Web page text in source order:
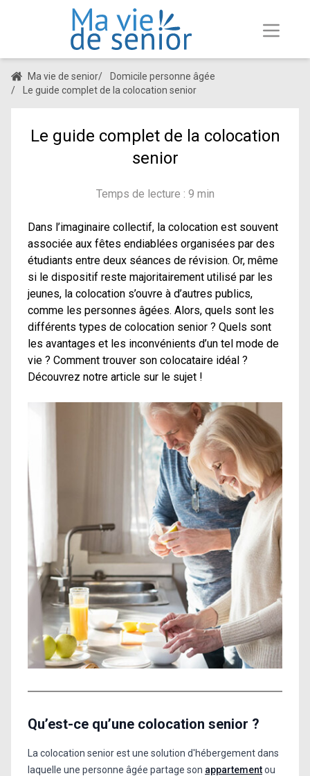
Ma vie de senior/
Domicile personne âgée
/
Le guide complet de la colocation senior
Le guide complet de la colocation
senior
Temps de lecture : 9 min
Dans l’imaginaire collectif, la colocation est souvent
associée aux fêtes endiablées organisées par des
étudiants entre deux séances de révision. Or, même
si le dispositif reste majoritairement utilisé par les
jeunes, la colocation s’ouvre à d’autres publics,
comme les personnes âgées. Alors, quels sont les
différents types de colocation senior ? Quels sont
les avantages et les inconvénients d’un tel mode de
vie ? Comment trouver son colocataire idéal ?
Découvrez notre article sur le sujet !
Qu’est-ce qu’une colocation senior ?
La colocation senior est une solution d'hébergement dans
laquelle une personne âgée partage son appartementou